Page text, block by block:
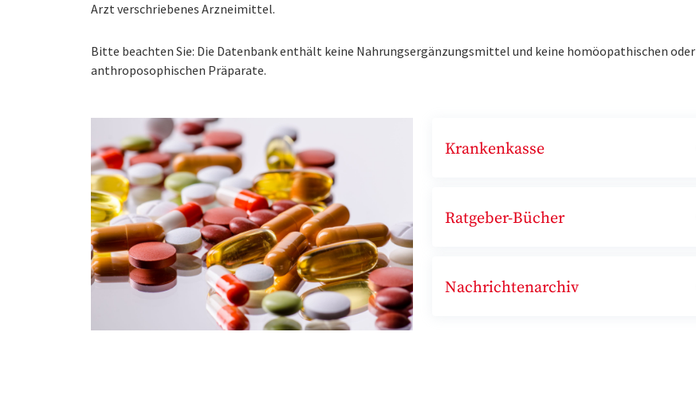
Arzt verschriebenes Arzneimittel.
Bitte beachten Sie: Die Datenbank enthält keine Nahrungsergänzungsmittel und keine homöopathischen oder
anthroposophischen Präparate.
Krankenkasse
Ratgeber-Bücher
Nachrichtenarchiv